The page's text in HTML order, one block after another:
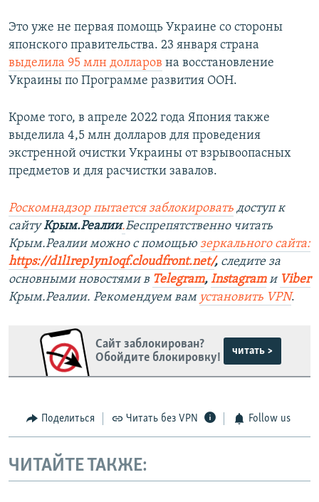
Это уже не первая помощь Украине со стороны
японского правительства. 23 января страна
выделила 95 млн долларов на восстановление
Украины по Программе развития ООН.
Кроме того, в апреле 2022 года Япония также
выделила 4,5 млн долларов для проведения
экстренной очистки Украины от взрывоопасных
предметов и для расчистки завалов.
Роскомнадзор пытается заблокировать доступ к
сайтуКрым.Реалии.Беспрепятственно читать
Крым.Реалии можно с помощью зеркального сайта:
https://d1l1rep1yn1oqf.cloudfront.net/, следите за
основными новостями в Telegram, Instagramи Viber
Крым.Реалии. Рекомендуем вам установить VPN.
Сайт заблокирован?
Обойдите блокировку!
читать >
Поделиться Читать без VPN Follow us
ЧИТАЙТЕ ТАКЖЕ: